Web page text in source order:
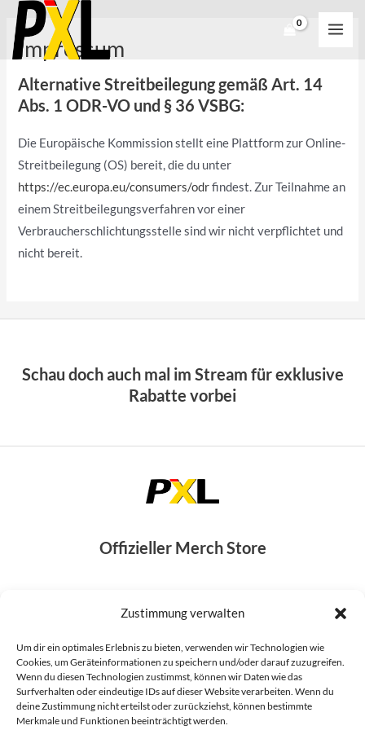
Zustimmung verwalten
Um dir ein optimales Erlebnis zu bieten, verwenden wir Technologien wie
Cookies, um Geräteinformationen zu speichern und/oder darauf zuzugreifen.
Wenn du diesen Technologien zustimmst, können wir Daten wie das
Surfverhalten oder eindeutige IDs auf dieser Website verarbeiten. Wenn du
deine Zustimmung nicht erteilst oder zurückziehst, können bestimmte
Merkmale und Funktionen beeinträchtigt werden.
Zum
Inhalt
springenImpressum
Alternative Streitbeilegung gemäß Art. 14
Abs. 1 ODR-VO und § 36 VSBG:
Die Europäische Kommission stellt eine Plattform zur Online-
Streitbeilegung (OS) bereit, die du unter
https://ec.europa.eu/consumers/odrfindest. Zur Teilnahme an
einem Streitbeilegungsverfahren vor einer
Verbraucherschlichtungsstelle sind wir nicht verpflichtet und
nicht bereit.
Schau doch auch mal im Stream für exklusive
Rabatte vorbei
Offizieller Merch Store
Shop
Alle Produkte
Snapbacks
Hoodies
Tassen